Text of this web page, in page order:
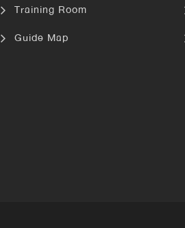
Training Room
Guide Map